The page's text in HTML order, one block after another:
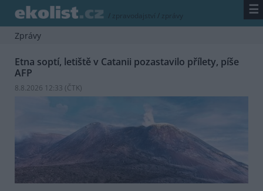
/ zpravodajství / zprávy ☰
Zprávy
Etna soptí, letiště v Catanii pozastavilo přílety, píše
AFP
8.8.2026 12:33 (ČTK)